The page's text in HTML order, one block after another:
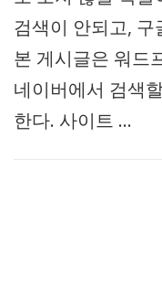
검색이 안되고,
본 게시글은 워드
네이버에서 검색
한다. 사이트 …